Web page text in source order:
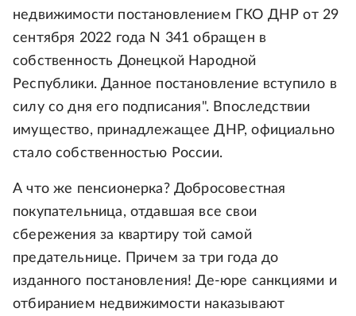
недвижимости постановлением ГКО ДНР от 29
сентября 2022 года N 341 обращен в
собственность Донецкой Народной
Республики. Данное постановление вступило в
силу со дня его подписания". Впоследствии
имущество, принадлежащее ДНР, официально
стало собственностью России.
А что же пенсионерка? Добросовестная
покупательница, отдавшая все свои
сбережения за квартиру той самой
предательнице. Причем за три года до
изданного постановления! Де-юре санкциями и
отбиранием недвижимости наказывают